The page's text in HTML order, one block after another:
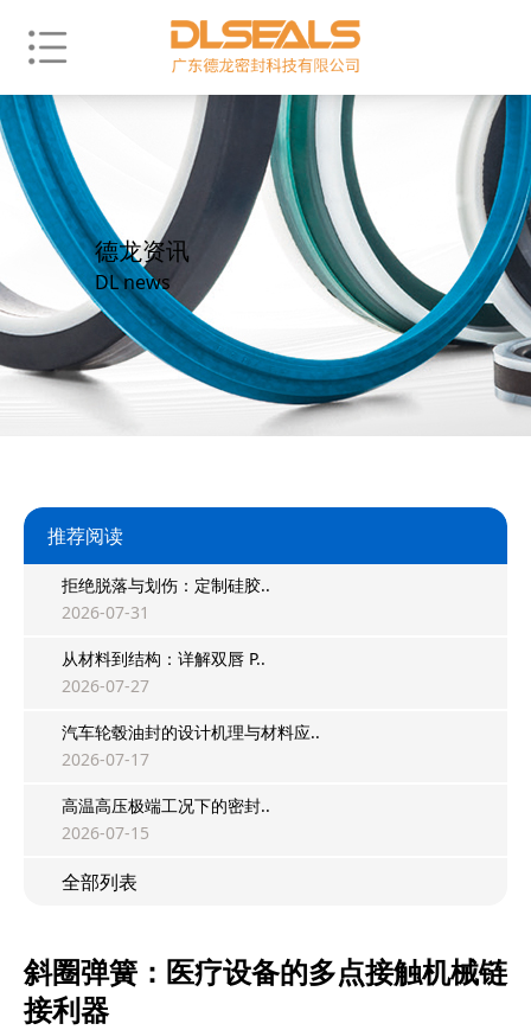
德龙资讯
DL news
推荐阅读
拒绝脱落与划伤：定制硅胶..
2026-07-31
从材料到结构：详解双唇 P..
2026-07-27
汽车轮毂油封的设计机理与材料应..
2026-07-17
高温高压极端工况下的密封..
2026-07-15
全部列表
斜圈弹簧：医疗设备的多点接触机械链
接利器